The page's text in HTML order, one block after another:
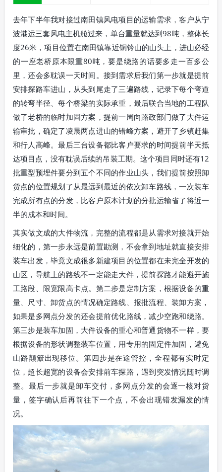
去年下半年我对接过南田镇风电项目的运输需求，客户从宁
波港运三套风电主机舱过来，单台重量就达到98吨，整体长
度26米，项目位置在南田镇靠近铜铃山的山头上，进山必经
的一座老桥原本限重80吨，要是绕路的话要多走一百多公
里，还会多耽误一天时间。接到需求后我们第一步就是提前
安排探路车进山，从头到尾走了三遍路线，记录下每个弯道
的转弯半径、每个桥梁的实际承重，最后联合当地的工程队
做了老桥的临时加固方案，提前一周向路政部门做了大件运
输审批，确定了凌晨两点进山的错峰方案，避开了乡镇赶集
和行人高峰。最后三台设备都比客户要求的时间提前半天抵
达项目点，没有耽误后续的吊装工期。这个项目同时还有12
批重型预埋件要分到五个不同的作业山头，我们提前按照卸
货点的位置规划了从最远到最近的依次卸车路线，一次装车
完成所有点的分发，比客户原本计划的分批运输省了将近一
半的成本和时间。
其实做文成的大件物流，完整的流程都是从需求对接就开始
细化的，第一步永远是前置勘测，不会拿到地址就直接安排
装车出发，毕竟文成很多新建项目的位置都在未完全开发的
山区，导航上的路线不一定能走大件，提前探路才能避开施
工路段、限宽限高卡点。第二步是定制方案，根据设备的重
量、尺寸、卸货点的情况确定路线、报批流程、装卸方案，
如果是多网点分发的还会提前优化路线，减少空跑和绕路。
第三步是装车加固，大件设备的重心和普通货物不一样，要
根据设备的形状调整装车位置，用专用的固定件加固，避免
山路颠簸出现移位。第四步是在途管控，全程都有实时定
位，超长超宽的设备会安排前车探路，遇到突发情况随时调
整。最后一步就是卸车交付，多网点分发的会逐一核对货
量，签字确认后再前往下一个点，不会出现错发漏发的情
况。